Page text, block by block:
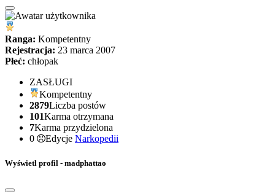
Ranga: Kompetentny
Rejestracja: 23 marca 2007
Płeć: chłopak
ZASŁUGI
Kompetentny
2879Liczba postów
101Karma otrzymana
7Karma przydzielona
0
Edycje Narkopedii
Wyświetl profil - madphattao